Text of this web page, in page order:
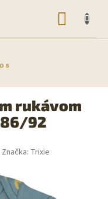
rukávom
92
Značka: Trixie